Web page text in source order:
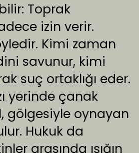
Toprak
izin verir.
Kimi zaman
savunur, kimi
suç ortaklığı eder.
yerinde çanak
gölgesiyle oynayan
Hukuk da
arasında ışığın